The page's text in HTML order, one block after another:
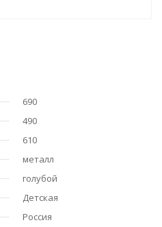
690
490
610
металл
голубой
Детская
Россия